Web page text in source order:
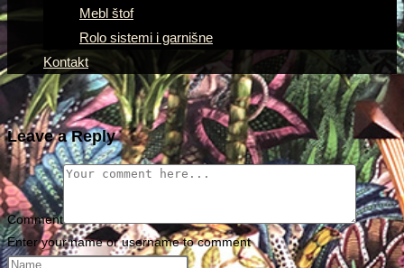
Mebl štof
Rolo sistemi i garnišne
Kontakt
Leave a Reply
Comment
Enter your name or username to comment